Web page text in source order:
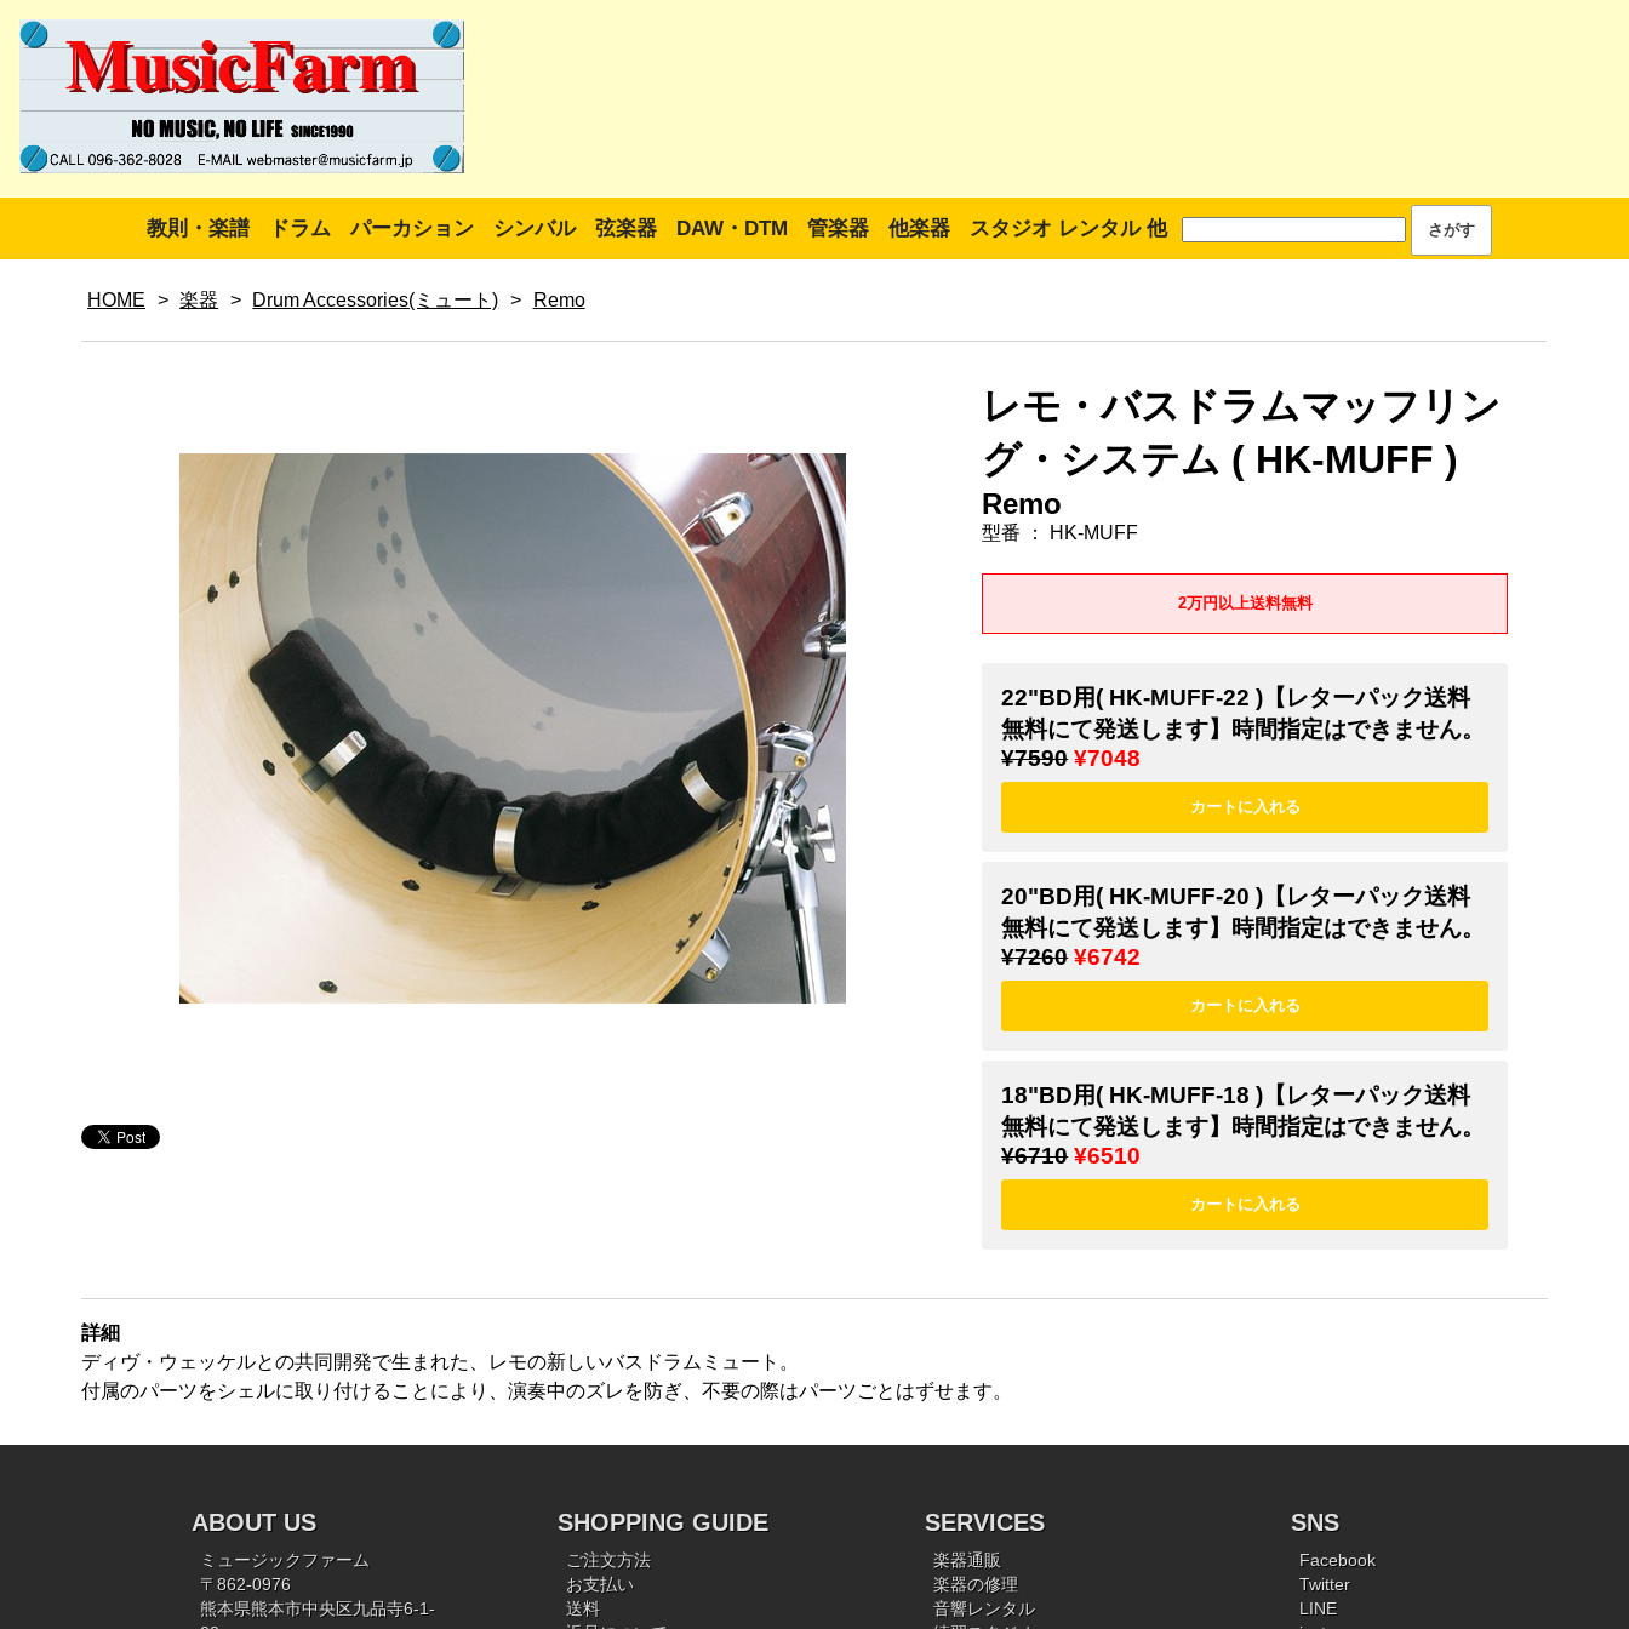
教則・楽譜 ドラム パーカション シンバル 弦楽器 DAW・DTM 管楽器 他楽器 スタジオ レンタル 他
HOME > 楽器 > Drum Accessories(ミュート) > Remo
レモ・バスドラムマッフリン
グ・システム ( HK-MUFF )
Remo
型番 ： HK-MUFF
2万円以上送料無料
22"BD用( HK-MUFF-22 )【レターパック送料
無料にて発送します】時間指定はできません。
¥7590 ¥7048
20"BD用( HK-MUFF-20 )【レターパック送料
無料にて発送します】時間指定はできません。
¥7260 ¥6742
18"BD用( HK-MUFF-18 )【レターパック送料
無料にて発送します】時間指定はできません。
¥6710 ¥6510
詳細
ディヴ・ウェッケルとの共同開発で生まれた、レモの新しいバスドラムミュート。
付属のパーツをシェルに取り付けることにより、演奏中のズレを防ぎ、不要の際はパーツごとはずせます。
ABOUT US
ミュージックファーム
〒862-0976
熊本県熊本市中央区九品寺6-1-
SHOPPING GUIDE
ご注文方法
お支払い
送料
SERVICES
楽器通販
楽器の修理
音響レンタル
SNS
Facebook
Twitter
LINE